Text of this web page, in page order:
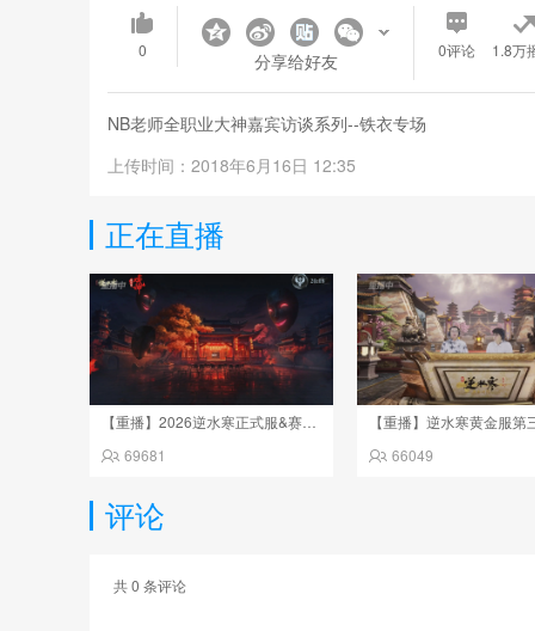
0 分享给好友 0评论 1.8万
NB老师全职业大神嘉宾访谈系列--铁衣专场
上传时间：2018年6月16日 12:35
正在直播
69681
66049
评论
共0 条评论